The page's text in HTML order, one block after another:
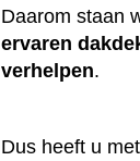
Daarom staan
ervaren
verhelpen.
Dus heeft u